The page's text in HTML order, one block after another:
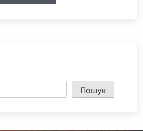
Пошук